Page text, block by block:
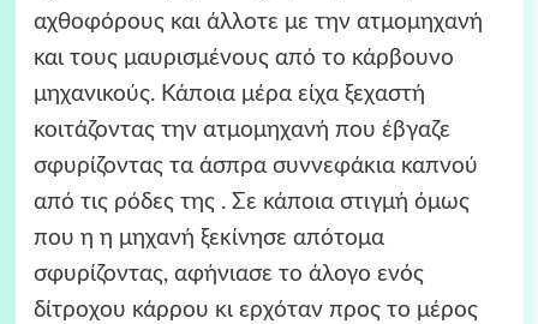
αχθοφόρους και άλλοτε με την ατμομηχανή
και τους μαυρισμένους από το κάρβουνο
μηχανικούς. Κάποια μέρα είχα ξεχαστή
κοιτάζοντας την ατμομηχανή που έβγαζε
σφυρίζοντας τα άσπρα συννεφάκια καπνού
από τις ρόδες της . Σε κάποια στιγμή όμως
που η η μηχανή ξεκίνησε απότομα
σφυρίζοντας, αφήνιασε το άλογο ενός
δίτροχου κάρρου κι ερχόταν προς το μέρος